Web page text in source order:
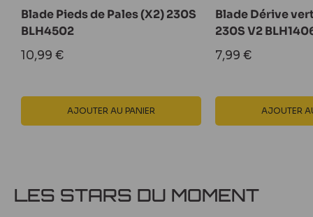
Blade Pieds de Pales (X2) 230S
BLH4502
Prix
réduit
10,99 €
AJOUTER AU PANIER
Blade Dérive
230S V2
Prix
réduit
7,99 €
AJOUTER
LES STARS DU MOMENT